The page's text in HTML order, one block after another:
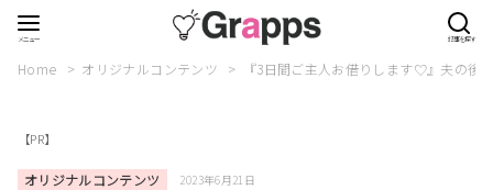
Home オリジナルコンテンツ 『3日間ご主人お借りします♡』夫の
【PR】
オリジナルコンテンツ 2023年6月21日